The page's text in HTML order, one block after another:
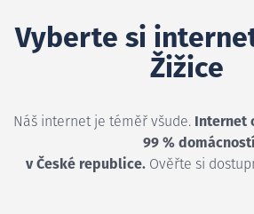
Vyberte si
Žižice
Náš internet je téměř všude. Internet
99 % domácností
v České republice. Ověřte si